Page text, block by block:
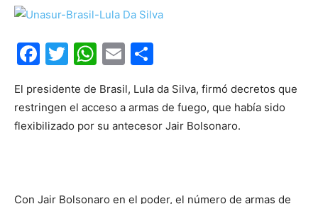
Facebook
Twitter
WhatsApp
Email
El presidente de Brasil, Lula da Silva, firmó decretos que
restringen el acceso a armas de fuego, que había sido
flexibilizado por su antecesor Jair Bolsonaro.
Con Jair Bolsonaro en el poder, el número de armas de